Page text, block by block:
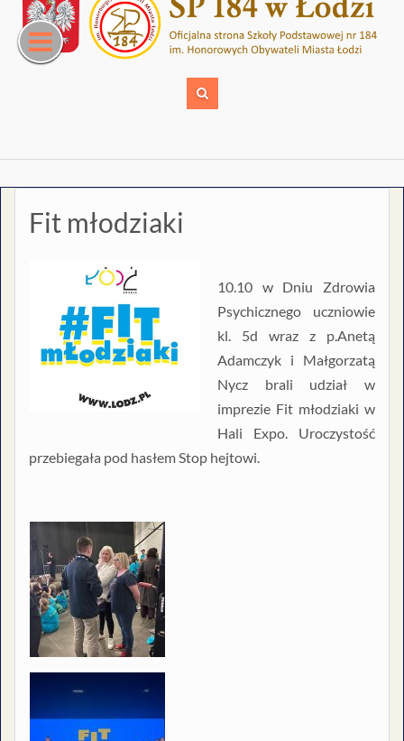
content
Fit młodziaki
10.10 w Dniu Zdrowia
Psychicznego uczniowie
kl. 5d wraz z p.Anetą
Adamczyk i Małgorzatą
Nycz brali udział w
imprezie Fit młodziaki w
Hali Expo. Uroczystość
przebiegała pod hasłem Stop hejtowi.